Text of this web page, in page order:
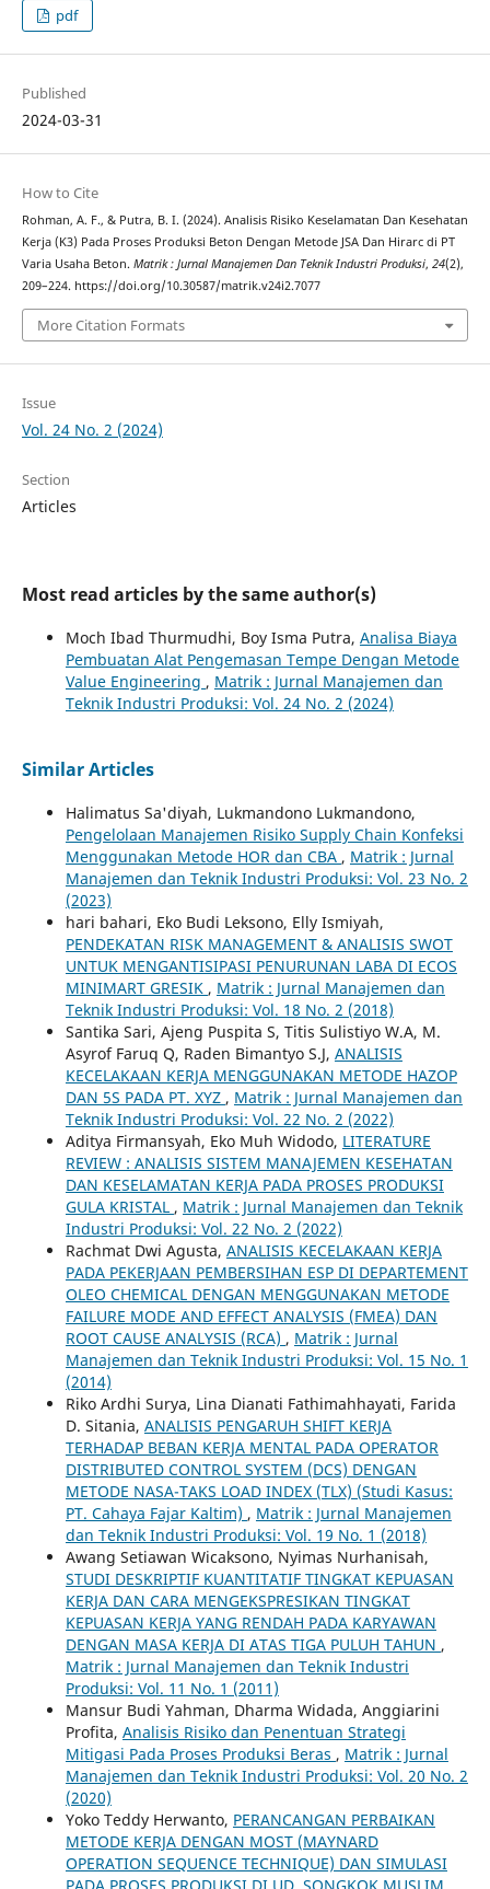
pdf
Published
2024-03-31
How to Cite
Rohman, A. F., & Putra, B. I. (2024). Analisis Risiko Keselamatan Dan Kesehatan
Kerja (K3) Pada Proses Produksi Beton Dengan Metode JSA Dan Hirarc di PT
Varia Usaha Beton. Matrik : Jurnal Manajemen Dan Teknik Industri Produksi, 24(2),
209–224. https://doi.org/10.30587/matrik.v24i2.7077
More Citation Formats
Issue
Vol. 24 No. 2 (2024)
Section
Articles
Most read articles by the same author(s)
Moch Ibad Thurmudhi, Boy Isma Putra, Analisa Biaya
Pembuatan Alat Pengemasan Tempe Dengan Metode
Value Engineering , Matrik : Jurnal Manajemen dan
Teknik Industri Produksi: Vol. 24 No. 2 (2024)
Similar Articles
Halimatus Sa'diyah, Lukmandono Lukmandono,
Pengelolaan Manajemen Risiko Supply Chain Konfeksi
Menggunakan Metode HOR dan CBA , Matrik : Jurnal
Manajemen dan Teknik Industri Produksi: Vol. 23 No. 2
(2023)
hari bahari, Eko Budi Leksono, Elly Ismiyah,
PENDEKATAN RISK MANAGEMENT & ANALISIS SWOT
UNTUK MENGANTISIPASI PENURUNAN LABA DI ECOS
MINIMART GRESIK , Matrik : Jurnal Manajemen dan
Teknik Industri Produksi: Vol. 18 No. 2 (2018)
Santika Sari, Ajeng Puspita S, Titis Sulistiyo W.A, M.
Asyrof Faruq Q, Raden Bimantyo S.J, ANALISIS
KECELAKAAN KERJA MENGGUNAKAN METODE HAZOP
DAN 5S PADA PT. XYZ , Matrik : Jurnal Manajemen dan
Teknik Industri Produksi: Vol. 22 No. 2 (2022)
Aditya Firmansyah, Eko Muh Widodo, LITERATURE
REVIEW : ANALISIS SISTEM MANAJEMEN KESEHATAN
DAN KESELAMATAN KERJA PADA PROSES PRODUKSI
GULA KRISTAL , Matrik : Jurnal Manajemen dan Teknik
Industri Produksi: Vol. 22 No. 2 (2022)
Rachmat Dwi Agusta, ANALISIS KECELAKAAN KERJA
PADA PEKERJAAN PEMBERSIHAN ESP DI DEPARTEMENT
OLEO CHEMICAL DENGAN MENGGUNAKAN METODE
FAILURE MODE AND EFFECT ANALYSIS (FMEA) DAN
ROOT CAUSE ANALYSIS (RCA) , Matrik : Jurnal
Manajemen dan Teknik Industri Produksi: Vol. 15 No. 1
(2014)
Riko Ardhi Surya, Lina Dianati Fathimahhayati, Farida
D. Sitania, ANALISIS PENGARUH SHIFT KERJA
TERHADAP BEBAN KERJA MENTAL PADA OPERATOR
DISTRIBUTED CONTROL SYSTEM (DCS) DENGAN
METODE NASA-TAKS LOAD INDEX (TLX) (Studi Kasus:
PT. Cahaya Fajar Kaltim) , Matrik : Jurnal Manajemen
dan Teknik Industri Produksi: Vol. 19 No. 1 (2018)
Awang Setiawan Wicaksono, Nyimas Nurhanisah,
STUDI DESKRIPTIF KUANTITATIF TINGKAT KEPUASAN
KERJA DAN CARA MENGEKSPRESIKAN TINGKAT
KEPUASAN KERJA YANG RENDAH PADA KARYAWAN
DENGAN MASA KERJA DI ATAS TIGA PULUH TAHUN ,
Matrik : Jurnal Manajemen dan Teknik Industri
Produksi: Vol. 11 No. 1 (2011)
Mansur Budi Yahman, Dharma Widada, Anggiarini
Profita, Analisis Risiko dan Penentuan Strategi
Mitigasi Pada Proses Produksi Beras , Matrik : Jurnal
Manajemen dan Teknik Industri Produksi: Vol. 20 No. 2
(2020)
Yoko Teddy Herwanto, PERANCANGAN PERBAIKAN
METODE KERJA DENGAN MOST (MAYNARD
OPERATION SEQUENCE TECHNIQUE) DAN SIMULASI